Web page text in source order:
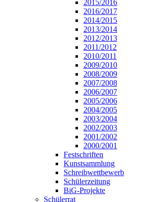
2015/2016
2016/2017
2014/2015
2013/2014
2012/2013
2011/2012
2010/2011
2009/2010
2008/2009
2007/2008
2006/2007
2005/2006
2004/2005
2003/2004
2002/2003
2001/2002
2000/2001
Festschriften
Kunstsammlung
Schreibwettbewerb
Schülerzeitung
BiG-Projekte
Schülerrat